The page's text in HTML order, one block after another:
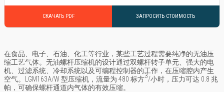
СКАЧАТЬ PDF ЗАПРОСИТЬ СТОИМОСТЬ
在食品、电子、石油、化工等行业，某些工艺过程需要纯净的无油压
缩工艺气体。无油螺杆压缩机的设计通过双螺杆转子单元、强大的电
机、过滤系统、冷却系统以及可编程控制器的工作，在压缩腔内产生
空气。LGM163A/W 型压缩机，流量为 480 标方3/小时，压力可达 0.8 兆
帕，可确保螺杆通道内气体的有效压缩。